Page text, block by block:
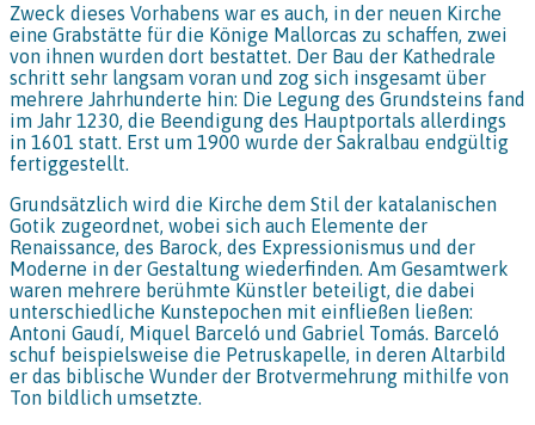
Zweck dieses Vorhabens war es auch, in der neuen Kirche
eine Grabstätte für die Könige Mallorcas zu schaffen, zwei
von ihnen wurden dort bestattet. Der Bau der Kathedrale
schritt sehr langsam voran und zog sich insgesamt über
mehrere Jahrhunderte hin: Die Legung des Grundsteins fand
im Jahr 1230, die Beendigung des Hauptportals allerdings
in 1601 statt. Erst um 1900 wurde der Sakralbau endgültig
fertiggestellt.
Grundsätzlich wird die Kirche dem Stil der katalanischen
Gotik zugeordnet, wobei sich auch Elemente der
Renaissance, des Barock, des Expressionismus und der
Moderne in der Gestaltung wiederfinden. Am Gesamtwerk
waren mehrere berühmte Künstler beteiligt, die dabei
unterschiedliche Kunstepochen mit einfließen ließen:
Antoni Gaudí, Miquel Barceló und Gabriel Tomás. Barceló
schuf beispielsweise die Petruskapelle, in deren Altarbild
er das biblische Wunder der Brotvermehrung mithilfe von
Ton bildlich umsetzte.